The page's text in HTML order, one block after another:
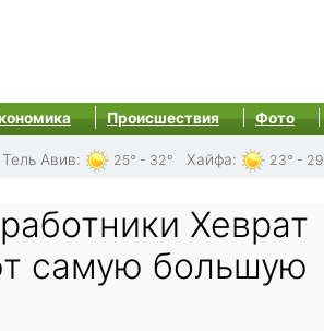
Происшествия Фото
Тель Авив: 25° - 32° Хайфа: 23° -
Хеврат
самую большую